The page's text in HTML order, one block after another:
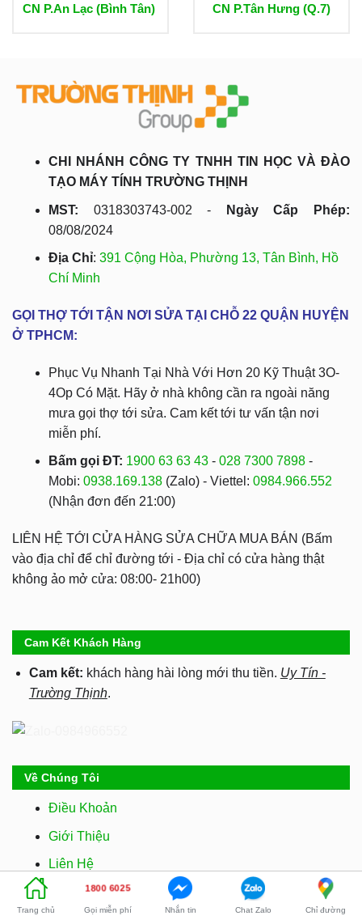
CN P.An Lạc (Bình Tân) CN P.Tân Hưng (Q.7)
CHI NHÁNH CÔNG TY TNHH TIN HỌC VÀ ĐÀO
TẠO MÁY TÍNH TRƯỜNG THỊNH
MST: 0318303743-002 -
Ngày Cấp Phép:
08/08/2024
Địa Chỉ: 391 Cộng Hòa, Phường 13, Tân Bình, Hồ
Chí Minh
GỌI THỢ TỚI TẬN NƠI SỬA TẠI CHỖ 22 QUẬN HUYỆN
Ở TPHCM:
Phục Vụ Nhanh Tại Nhà Với Hơn 20 Kỹ Thuật 3O-
4Op Có Mặt. Hãy ở nhà không cần ra ngoài năng
mưa gọi thợ tới sửa. Cam kết tới tư vấn tận nơi
miễn phí.
Bấm gọi ĐT: 1900 63 63 43 - 028 7300 7898 -
Mobi: 0938.169.138 (Zalo) - Viettel: 0984.966.552
(Nhận đơn đến 21:00)
LIÊN HỆ TỚI CỬA HÀNG SỬA CHỮA MUA BÁN (Bấm
vào địa chỉ để chỉ đường tới - Địa chỉ có cửa hàng thật
không ảo mở cửa: 08:00- 21h00)
Cam Kết Khách Hàng
Cam kết: khách hàng hài lòng mới thu tiền. Uy Tín -
Trường Thịnh.
Về Chúng Tôi
Điều Khoản
Giới Thiệu
Liên Hệ
Bảo Mật
Trang chủ
1800 6025
Gọi miễn phí Nhắn tin Chat Zalo Chỉ đường